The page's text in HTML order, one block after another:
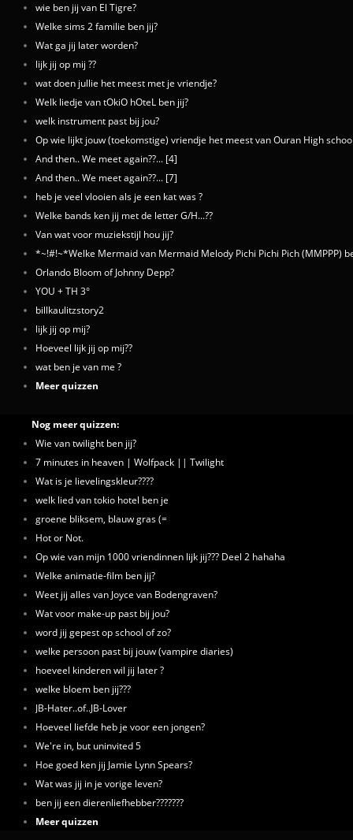
wie ben jij van El Tigre?
Welke sims 2 familie ben jij?
Wat ga jij later worden?
lijk jij op mij ??
wat doen jullie het meest met je vriendje?
Welk liedje van tOkiO hOteL ben jij?
welk instrument past bij jou?
Op wie lijkt jouw (toekomstige) vriendje het meest van Ouran High
And then.. We meet again??... [4]
And then.. We meet again??... [7]
heb je veel vlooien als je een kat was ?
Welke bands ken jij met de letter G/H...??
Van wat voor muziekstijl hou jij?
*~!#!~*Welke Mermaid van Mermaid Melody Pichi Pichi Pich (MMPPP)
Orlando Bloom of Johnny Depp?
YOU + TH 3°
billkaulitzstory2
lijk jij op mij?
Hoeveel lijk jij op mij??
wat ben je van me ?
Meer quizzen
Nog meer quizzen:
Wie van twilight ben jij?
7 minutes in heaven | Wolfpack || Twilight
Wat is je lievelingskleur????
welk lied van tokio hotel ben je
groene bliksem, blauw gras (=
Hot or Not.
Op wie van mijn 1000 vriendinnen lijk jij??? Deel 2 hahaha
Welke animatie-film ben jij?
Weet jij alles van Joyce van Bodengraven?
Wat voor make-up past bij jou?
word jij gepest op school of zo?
welke persoon past bij jouw (vampire diaries)
hoeveel kinderen wil jij later ?
welke bloem ben jij???
JB-Hater..of..JB-Lover
Hoeveel liefde heb je voor een jongen?
We're in, but uninvited 5
Hoe goed ken jij Jamie Lynn Spears?
Wat was jij in je vorige leven?
ben jij een dierenliefhebber???????
Meer quizzen